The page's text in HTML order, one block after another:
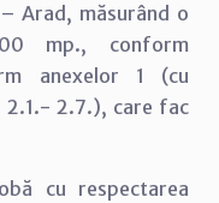
Arad, măsurând o
mp., conform
anexelor 1 (cu
2.1.- 2.7.), care fac
cu respectarea